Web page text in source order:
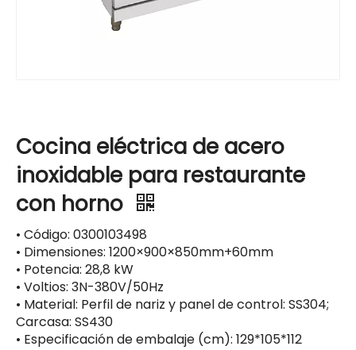
Cocina eléctrica de acero
inoxidable para restaurante
con horno
• Código: 0300103498
• Dimensiones: 1200×900×850mm+60mm
• Potencia: 28,8 kW
• Voltios: 3N-380V/50Hz
• Material: Perfil de nariz y panel de control: SS304;
Carcasa: SS430
• Especificación de embalaje (cm): 129*105*112